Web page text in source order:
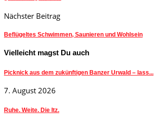
Nächster Beitrag
Beflügeltes Schwimmen, Saunieren und Wohlsein
Vielleicht magst Du auch
Picknick aus dem zukünftigen Banzer Urwald – lass...
7. August 2026
Ruhe. Weite. Die Itz.